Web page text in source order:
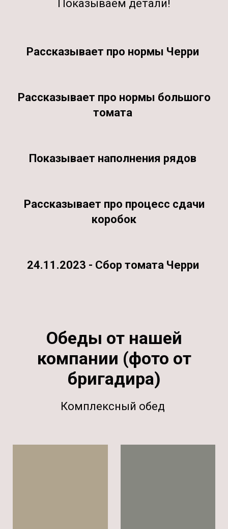
Показываем детали!
Рассказывает про нормы Черри
Рассказывает про нормы большого
томата
Показывает наполнения рядов
Рассказывает про процесс сдачи
коробок
24.11.2023 - Сбор томата Черри
Обеды от нашей
компании (фото от
бригадира)
Комплексный обед